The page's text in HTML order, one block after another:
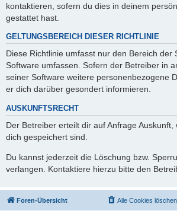
kontaktieren, sofern du dies in deinem
gestattet hast.
GELTUNGSBEREICH DIESER RICHTLINIE
Diese Richtlinie umfasst nur den Bereich der
Software umfassen. Sofern der Betreiber in
seiner Software weitere personenbezogene
er dich darüber gesondert informieren.
AUSKUNFTSRECHT
Der Betreiber erteilt dir auf Anfrage
dich gespeichert sind.
Du kannst jederzeit die Löschung bzw.
verlangen. Kontaktiere hierzu bitte den
Foren-Übersicht Alle Cookies löschen